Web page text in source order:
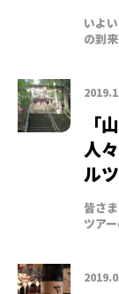
いよ
の到
「
人
ル
皆さ
ツア